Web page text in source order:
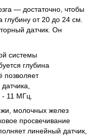
— достаточно, чтобы
глубину от 20 до 24 см.
датчик. Он
системы
глубина
позволяет
11 МГц.
молочных желез
просвечивание
линейный датчик,